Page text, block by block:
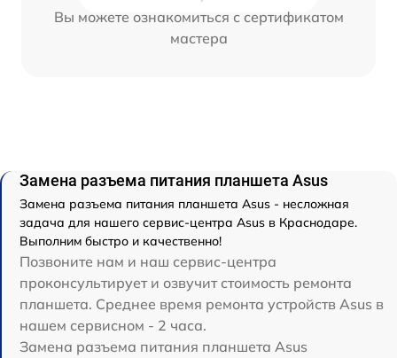
Вы можете ознакомиться с сертификатом
мастера
Замена разъема питания планшета Asus
Замена разъема питания планшета Asus - несложная
задача для нашего сервис-центра Asus в Краснодаре.
Выполним быстро и качественно!
Позвоните нам и наш сервис-центра
проконсультирует и озвучит стоимость ремонта
планшета. Среднее время ремонта устройств Asus в
нашем сервисном - 2 часа.
Замена разъема питания планшета Asus